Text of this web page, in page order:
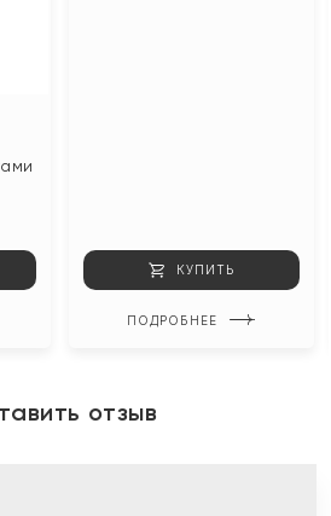
КУПИТЬ
ПОДРОБНЕЕ
отзыв